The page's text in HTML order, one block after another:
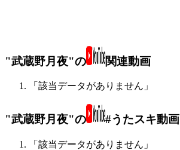
"武蔵野月夜"の 関連動画
「該当データがありません」
"武蔵野月夜"の #うたスキ動画
「該当データがありません」